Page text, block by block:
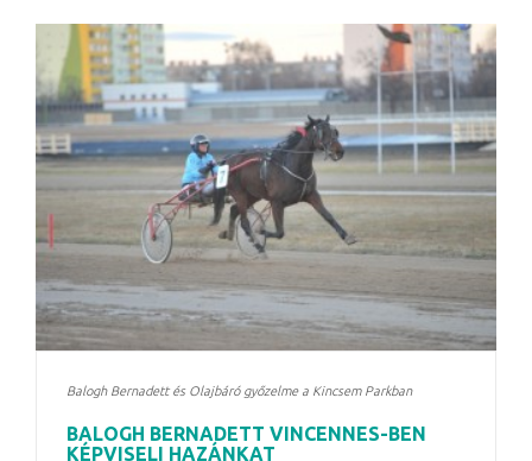
Balogh Bernadett és Olajbáró győzelme a Kincsem Parkban
BALOGH BERNADETT VINCENNES-BEN
KÉPVISELI HAZÁNKAT